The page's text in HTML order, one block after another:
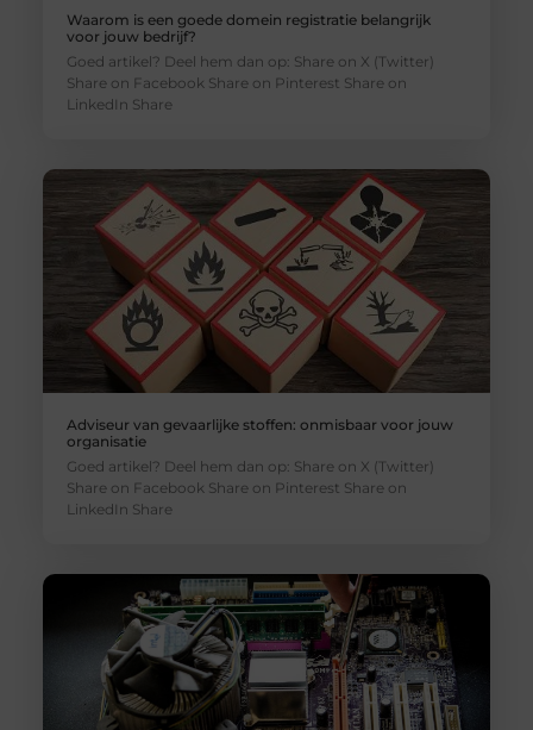
Waarom is een goede domein registratie belangrijk
voor jouw bedrijf?
Goed artikel? Deel hem dan op: Share on X (Twitter)
Share on Facebook Share on Pinterest Share on
LinkedIn Share
Adviseur van gevaarlijke stoffen: onmisbaar voor jouw
organisatie
Goed artikel? Deel hem dan op: Share on X (Twitter)
Share on Facebook Share on Pinterest Share on
LinkedIn Share